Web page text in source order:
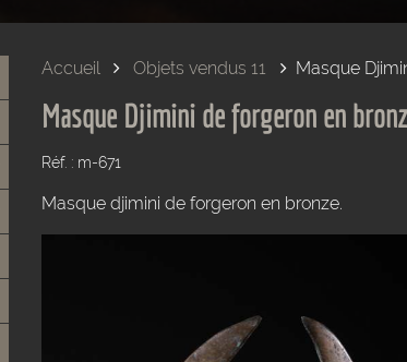
Accueil Objets vendus 11 Masque
Masque Djimini de forgeron en
Réf. : m-671
Masque djimini de forgeron en bronze.